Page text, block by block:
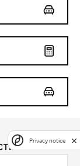
Privacy notice